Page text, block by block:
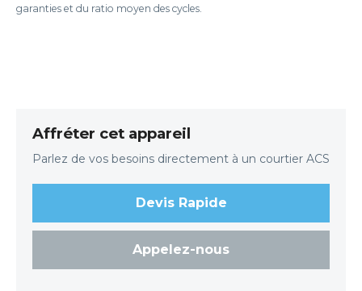
garanties et du ratio moyen des cycles.
Affréter cet appareil
Parlez de vos besoins directement à un courtier ACS
Devis Rapide
Appelez-nous